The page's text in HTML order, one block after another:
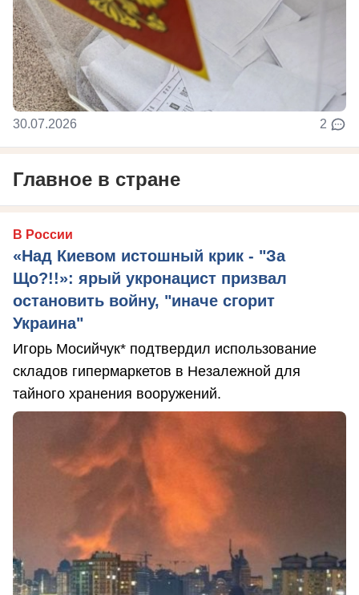
30.07.2026 2
Главное в стране
В России
«Над Киевом истошный крик - "За
Що?!!»: ярый укронацист призвал
остановить войну, "иначе сгорит
Украина"
Игорь Мосийчук* подтвердил использование
складов гипермаркетов в Незалежной для
тайного хранения вооружений.